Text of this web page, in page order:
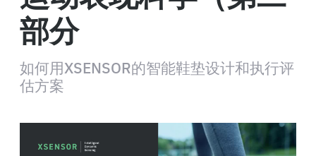
部分
如何用XSENSOR的智能鞋垫设计和执行评
估方案